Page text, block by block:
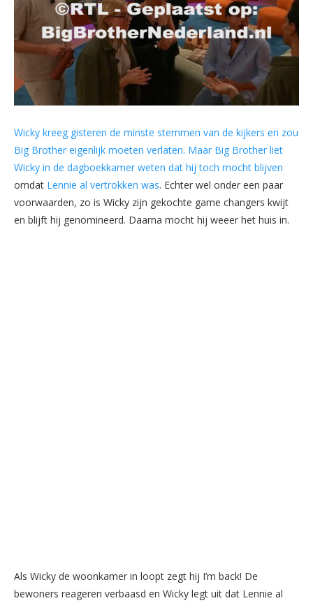
Wicky kreeg gisteren de minste stemmen van de kijkers en zou
Big Brother eigenlijk moeten verlaten. Maar Big Brother liet
Wicky in de dagboekkamer weten dat hij toch mocht blijven
omdat Lennie al vertrokken was. Echter wel onder een paar
voorwaarden, zo is Wicky zijn gekochte game changers kwijt
en blijft hij genomineerd. Daarna mocht hij weeer het huis in.
Als Wicky de woonkamer in loopt zegt hij I’m back! De
bewoners reageren verbaasd en Wicky legt uit dat Lennie al